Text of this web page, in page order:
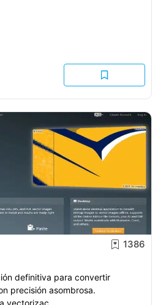
1386
definitiva para convertir
precisión asombrosa.
vectorizac...